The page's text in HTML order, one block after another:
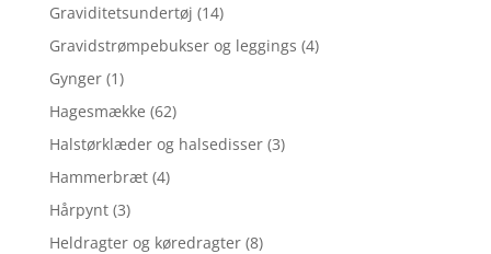
Graviditetsundertøj (14)
Gravidstrømpebukser og leggings (4)
Gynger (1)
Hagesmække (62)
Halstørklæder og halsedisser (3)
Hammerbræt (4)
Hårpynt (3)
Heldragter og køredragter (8)